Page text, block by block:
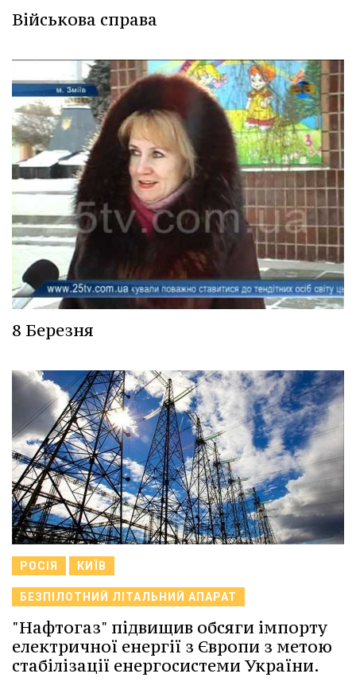
Військова справа
8 Березня
РОСІЯ КИЇВ
БЕЗПІЛОТНИЙ ЛІТАЛЬНИЙ АПАРАТ
"Нафтогаз" підвищив обсяги імпорту
електричної енергії з Європи з метою
стабілізації енергосистеми України.